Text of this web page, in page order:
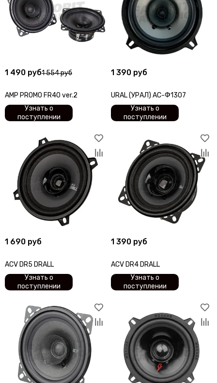
1 490 руб1 554 руб
AMP PROMO FR40 ver.2
Узнать о
поступлении
1 390 руб
URAL (УРАЛ) АС-Ф1307
Узнать о
поступлении
1 690 руб
ACV DR5 DRALL
Узнать о
поступлении
1 390 руб
ACV DR4 DRALL
Узнать о
поступлении